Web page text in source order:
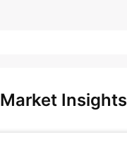
Market Insights